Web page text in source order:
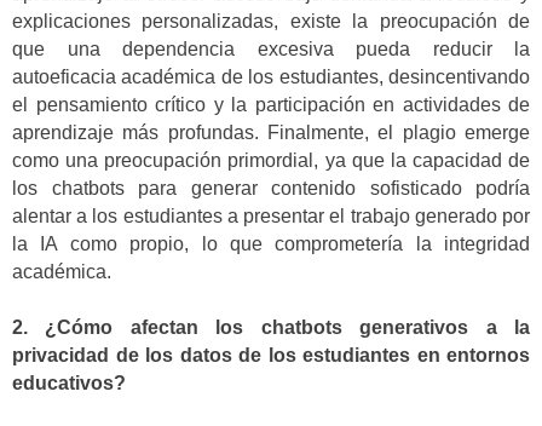
explicaciones personalizadas, existe la preocupación de
que una dependencia excesiva pueda reducir la
autoeficacia académica de los estudiantes, desincentivando
el pensamiento crítico y la participación en actividades de
aprendizaje más profundas. Finalmente, el plagio emerge
como una preocupación primordial, ya que la capacidad de
los chatbots para generar contenido sofisticado podría
alentar a los estudiantes a presentar el trabajo generado por
la IA como propio, lo que comprometería la integridad
académica.
2. ¿Cómo afectan los chatbots generativos a la
privacidad de los datos de los estudiantes en entornos
educativos?